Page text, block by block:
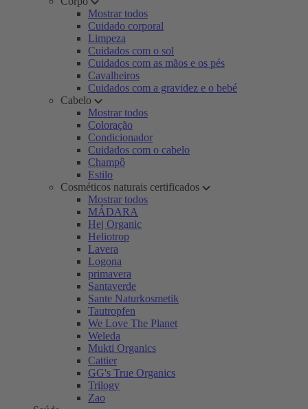
Mostrar todos
Cuidado corporal
Limpeza
Cuidados com o sol
Cuidados com as mãos e os pés
Cavalheiros
Cuidados com a gravidez e o bebé
Cabelo
Mostrar todos
Coloração
Condicionador
Cuidados com o cabelo
Champô
Estilo
Cosméticos naturais certificados
Mostrar todos
MÁDARA
Hej Organic
Heliotrop
Lavera
Logona
primavera
Santaverde
Sante Naturkosmetik
Tautropfen
We Love The Planet
Weleda
Mukti Organics
Cattier
GG's True Organics
Trilogy
Zao